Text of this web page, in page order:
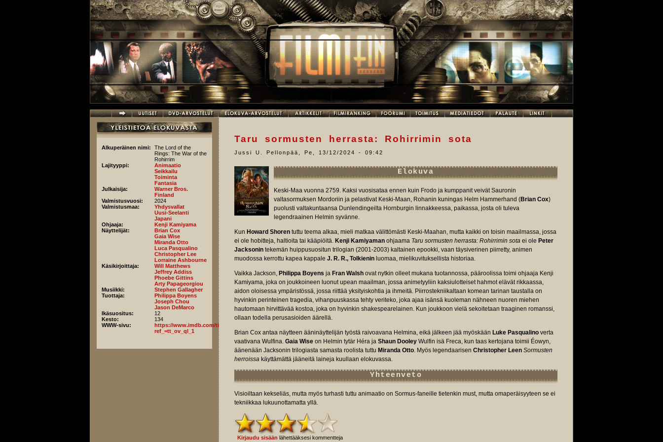
Alkuperäinen nimi:
The Lord of the
Rings: The War of the
Rohirrim
Lajityyppi:
Animaatio
Seikkailu
Toiminta
Fantasia
Julkaisija:
Warner Bros.
Finland
Valmistusvuosi:
2024
Valmistusmaa:
Yhdysvallat
Uusi-Seelanti
Japani
Ohjaaja:
Kenji Kamiyama
Näyttelijät:
Brian Cox
Gaia Wise
Miranda Otto
Luca Pasqualino
Christopher Lee
Lorraine Ashbourne
Käsikirjoittaja:
Will Matthews
Jeffrey Addiss
Phoebe Gittins
Arty Papageorgiou
Musiikki:
Stephen Gallagher
Tuottaja:
Philippa Boyens
Joseph Chou
Jason DeMarco
Ikäsuositus:
12
Kesto:
134
WWW-sivu:
https://www.imdb.com/title/tt14824600/fullcredits/?
ref_=tt_ov_ql_1
Taru sormusten herrasta: Rohirrimin sota
Jussi U. Pellonpää Pe, 13/12/2024 - 09:42
Elokuva
Keski-Maa vuonna 2759. Kaksi vuosisataa ennen kuin Frodo ja kumppanit veivät Sauronin
valtasormuksen Mordoriin ja pelastivat Keski-Maan, Rohanin kuningas Helm Hammerhand (Brian Cox)
puolusti valtakuntaansa Dunlendingeilta Hornburgin linnakkeessa, paikassa, josta oli tuleva
legendraainen Helmin syvänne.
Kun Howard Shoren tuttu teema alkaa, mieli matkaa välittömästi Keski-Maahan, mutta kaikki on toisin maailmassa, jossa
ei ole hobitteja, haltioita tai kääpiöitä. Kenji Kamiyaman ohjaama Taru sormusten herrasta: Rohirrimin sota ei ole Peter
Jacksonin tekemän huippusuositun trilogian (2001-2003) kaltainen epookki, vaan täysiverinen piirretty, animen
muodossa kerrottu kapea kappale J. R. R., Tolkienin luomaa, mielikuvituksellista historiaa.
Vaikka Jackson, Philippa Boyens ja Fran Walsh ovat nytkin olleet mukana tuotannossa, pääroolissa toimi ohjaaja Kenji
Kamiyama, joka on joukkoineen luonut upean maailman, jossa animetyyliin kaksiulotteiset hahmot elävät rikkaassa,
aidon oloisessa ympäristössä, jossa riittää yksityiskohtia ja ihmeitä. Piirrostekniikaltaan komean tarinan taustalla on
hyvinkin perinteinen tragedia, vihanpuuskassa tehty veriteko, joka ajaa isänsä kuoleman nähneen nuoren miehen
hautomaan hirvittävää kostoa, joka on hyvinkin shakespearelainen. Kun joukkoon vielä sekoitetaan traaginen romanssi,
ollaan todella perusasioiden äärellä.
Brian Cox antaa näytteen ääninäyttelijän työstä raivoavana Helmina, eikä jälkeen jää myöskään Luke Pasqualino verta
vaativana Wulfina. Gaia Wise on Helmin tytär Héra ja Shaun Dooley Wulfin isä Freca, kun taas kertojana toimii Éowyn,
äänenään Jacksonin trilogiasta samasta roolista tuttu Miranda Otto. Myös legendaarisen Christopher Leen Sormusten
herroissa käyttämättä jääneitä laineja kuullaan elokuvassa.
Yhteenveto
Visioiltaan kekseliäs, mutta myös turhasti tuttu animaatio on Sormus-faneille tietenkin must, mutta omaperäisyyteen se ei
tekniikkaa lukuunottamatta yllä.
Kirjaudu sisään lähettääksesi kommentteja